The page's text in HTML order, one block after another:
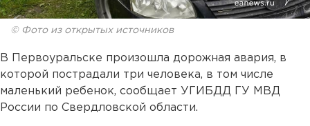
© Фото из открытых источников
В Первоуральске произошла дорожная авария, в
которой пострадали три человека, в том числе
маленький ребенок, сообщает УГИБДД ГУ МВД
России по Свердловской области.